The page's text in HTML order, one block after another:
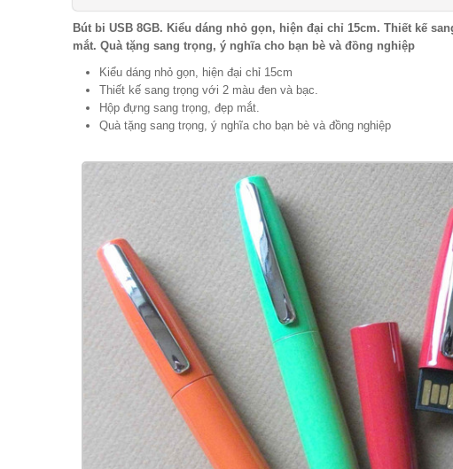
Bút bi USB 8GB. Kiểu dáng nhỏ gọn, hiện đại chỉ 15cm. Thiết kế
mắt. Quà tặng sang trọng, ý nghĩa cho bạn bè và đồng nghiệp
Kiểu dáng nhỏ gọn, hiện đại chỉ 15cm
Thiết kế sang trọng với 2 màu đen và bạc.
Hộp đựng sang trọng, đẹp mắt.
Quà tặng sang trọng, ý nghĩa cho bạn bè và đồng nghiệp